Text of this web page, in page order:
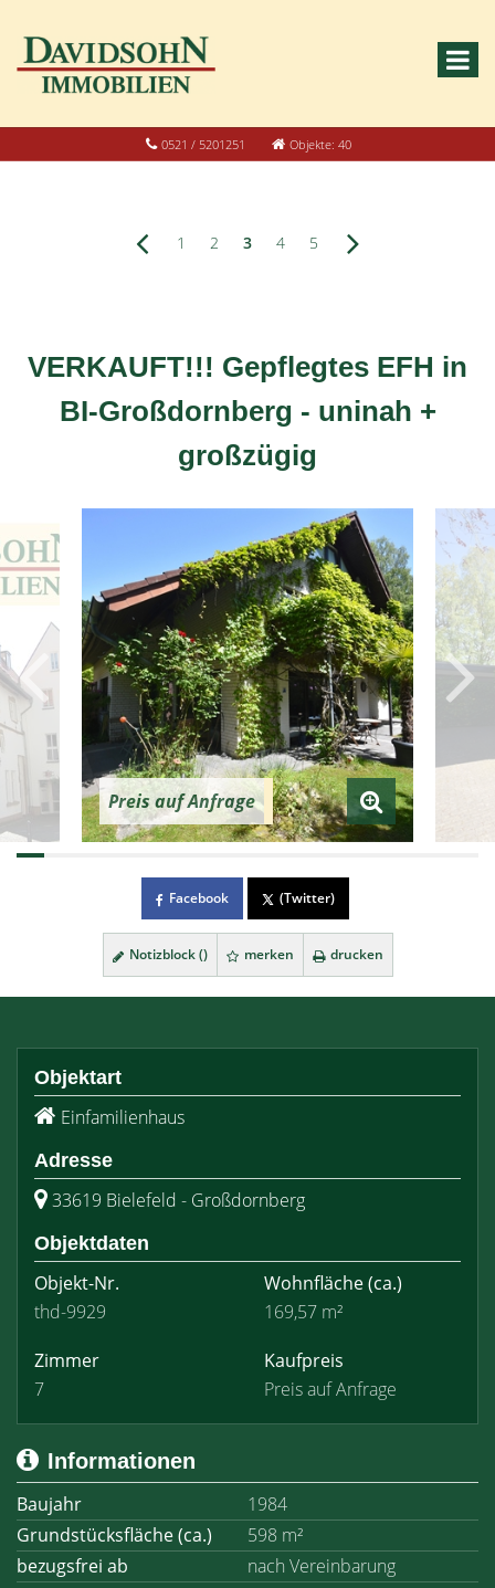
0521 / 5201251 Objekte: 40
1 2 3 4 5
VERKAUFT!!! Gepflegtes EFH in
BI-Großdornberg - uninah +
großzügig
Preis auf Anfrage
Facebook (Twitter)
Notizblock () merken drucken
Objektart
Einfamilienhaus
Adresse
33619 Bielefeld - Großdornberg
Objektdaten
Objekt-Nr.
thd-9929
Wohnfläche(ca.)
169,57 m²
Zimmer
7
Kaufpreis
Preis auf Anfrage
Informationen
Baujahr
1984
Grundstücksfläche (ca.)
598 m²
bezugsfrei ab
nach Vereinbarung